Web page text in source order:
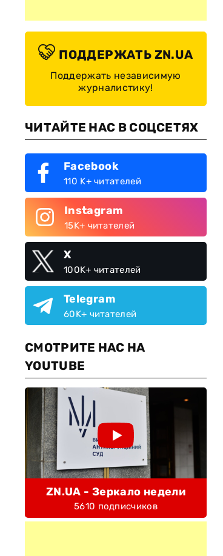
ПОДДЕРЖАТЬ ZN.UA
Поддержать независимую
журналистику!
ЧИТАЙТЕ НАС В СОЦСЕТЯХ
Facebook
110 K+ читателей
Instagram
15K+ читателей
X
100K+ читателей
Telegram
60K+ читателей
СМОТРИТЕ НАС НА
YOUTUBE
ZN.UA - Зеркало недели
5610 подписчиков